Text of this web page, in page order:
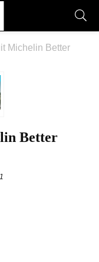
Michelin Better
Better